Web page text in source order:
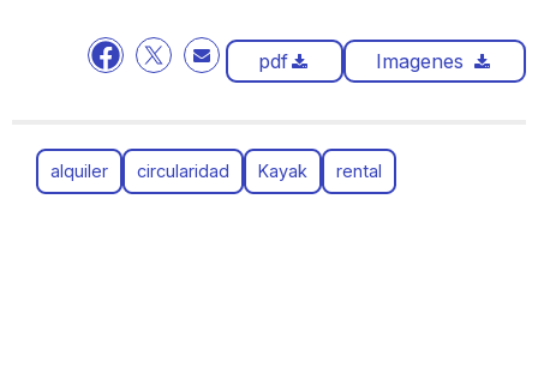
pdf Imagenes
alquiler circularidad Kayak rental